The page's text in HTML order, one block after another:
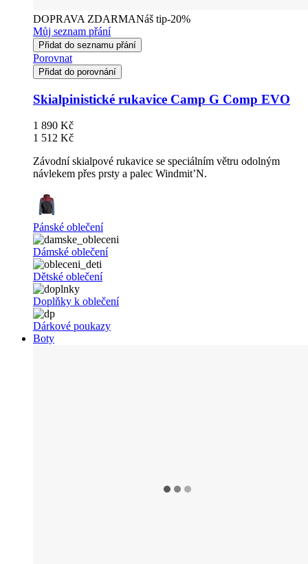
DOPRAVA ZDARMANáš tip-20%
Můj seznam přání
Přidat do seznamu přání
Porovnat
Přidat do porovnání
Skialpinistické rukavice Camp G Comp EVO
1 890 Kč
1 512 Kč
Závodní skialpové rukavice se speciálním větru odolným
návlekem přes prsty a palec Windmit’N.
Pánské oblečení
Dámské oblečení
Dětské oblečení
Doplňky k oblečení
Dárkové poukazy
Boty